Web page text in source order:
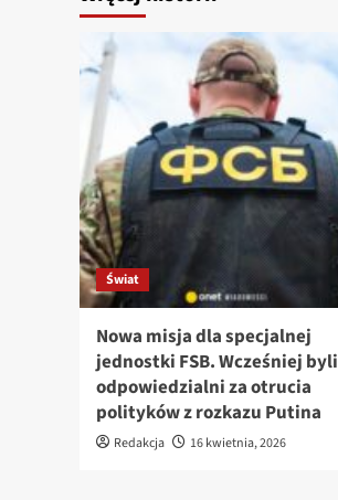
Świat
Nowa misja dla specjalnej
jednostki FSB. Wcześniej byli
odpowiedzialni za otrucia
polityków z rozkazu Putina
Redakcja 16 kwietnia, 2026